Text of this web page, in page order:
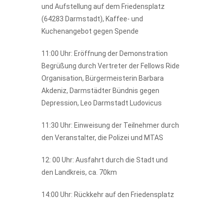
und Aufstellung auf dem Friedensplatz
(64283 Darmstadt), Kaffee- und
Kuchenangebot gegen Spende
11:00 Uhr: Eröffnung der Demonstration
Begrüßung durch Vertreter der Fellows Ride
Organisation, Bürgermeisterin Barbara
Akdeniz, Darmstädter Bündnis gegen
Depression, Leo Darmstadt Ludovicus
11:30 Uhr: Einweisung der Teilnehmer durch
den Veranstalter, die Polizei und MTAS
12: 00 Uhr: Ausfahrt durch die Stadt und
den Landkreis, ca. 70km
14:00 Uhr: Rückkehr auf den Friedensplatz